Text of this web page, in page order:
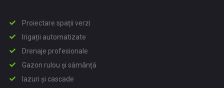
Proiectare spații verzi
Irigații automatizate
Drenaje profesionale
Gazon rulou și sămânță
Iazuri și cascade